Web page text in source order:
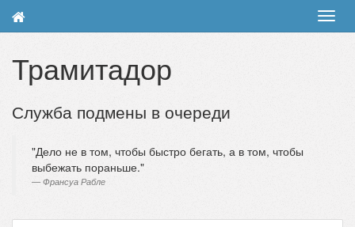
Трамитадор
Служба подмены в очереди
Дело не в том, чтобы быстро бегать, а в том, чтобы
выбежать пораньше.
Франсуа Рабле